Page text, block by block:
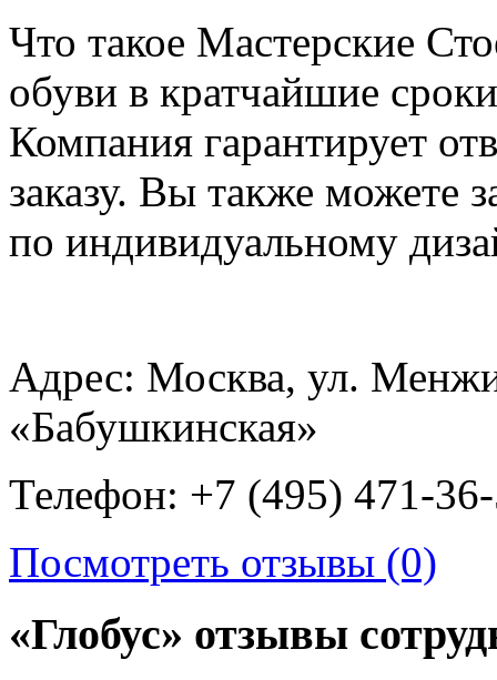
Что такое Мастерские
обуви в кратчайшие
Компания гарантирует
заказу. Вы также можете
по индивидуальному
Адрес: Москва, ул.
«Бабушкинская»
Телефон: +7 (495) 471-
Посмотреть отзывы (0)
«Глобус» отзывы